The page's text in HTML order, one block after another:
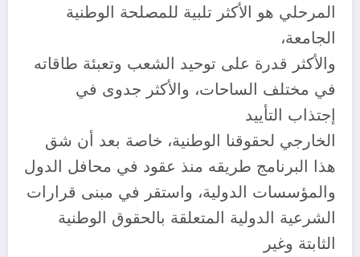
المرحلي هو الأكثر تلبية للمصلحة الوطنية
الجامعة،
والأكثر قدرة على توحيد الشعب وتعبئة طاقاته
في مختلف الساحات، والأكثر جدوى في
إجتذاب التأييد
الخارجي لحقوقنا الوطنية، خاصة بعد أن شق
هذا البرنامج طريقه منذ عقود في محافل الدول
والمؤسسات الدولية، واستقر في مبنى قرارات
الشرعية الدولية المتعلقة بالحقوق الوطنية
الثابتة وغير